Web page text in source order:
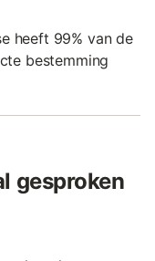
heeft 99% van de
bestemming
gesproken